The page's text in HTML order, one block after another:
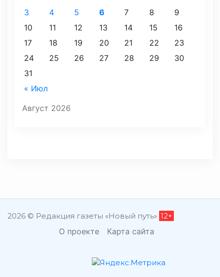
Август 2026
« Июл
3
4 5 6 7 8
9
10
11 12 13 14 15
16
17
18 19 20 21 22
23
24
25 26 27 28 29
30
31
2026 © Редакция газеты «Новый путь» 12+
О проекте Карта сайта